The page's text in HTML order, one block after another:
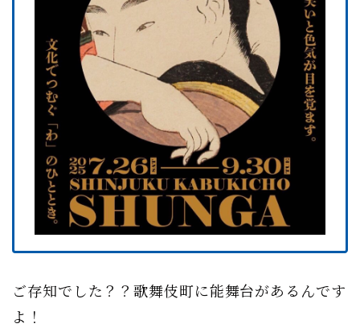
ご存知でした？？歌舞伎町に能舞台があるんです
よ！